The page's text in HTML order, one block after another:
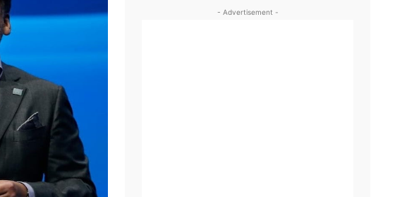
- Advertisement -